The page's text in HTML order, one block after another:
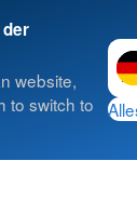
website,
to switch to